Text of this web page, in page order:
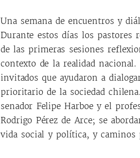
Una semana de encuentros y
Durante estos días los pastores
de las primeras sesiones
contexto de la realidad
invitados que ayudaron a
prioritario de la sociedad
senador Felipe Harboe y el
Rodrigo Pérez de Arce; se
vida social y política, y caminos